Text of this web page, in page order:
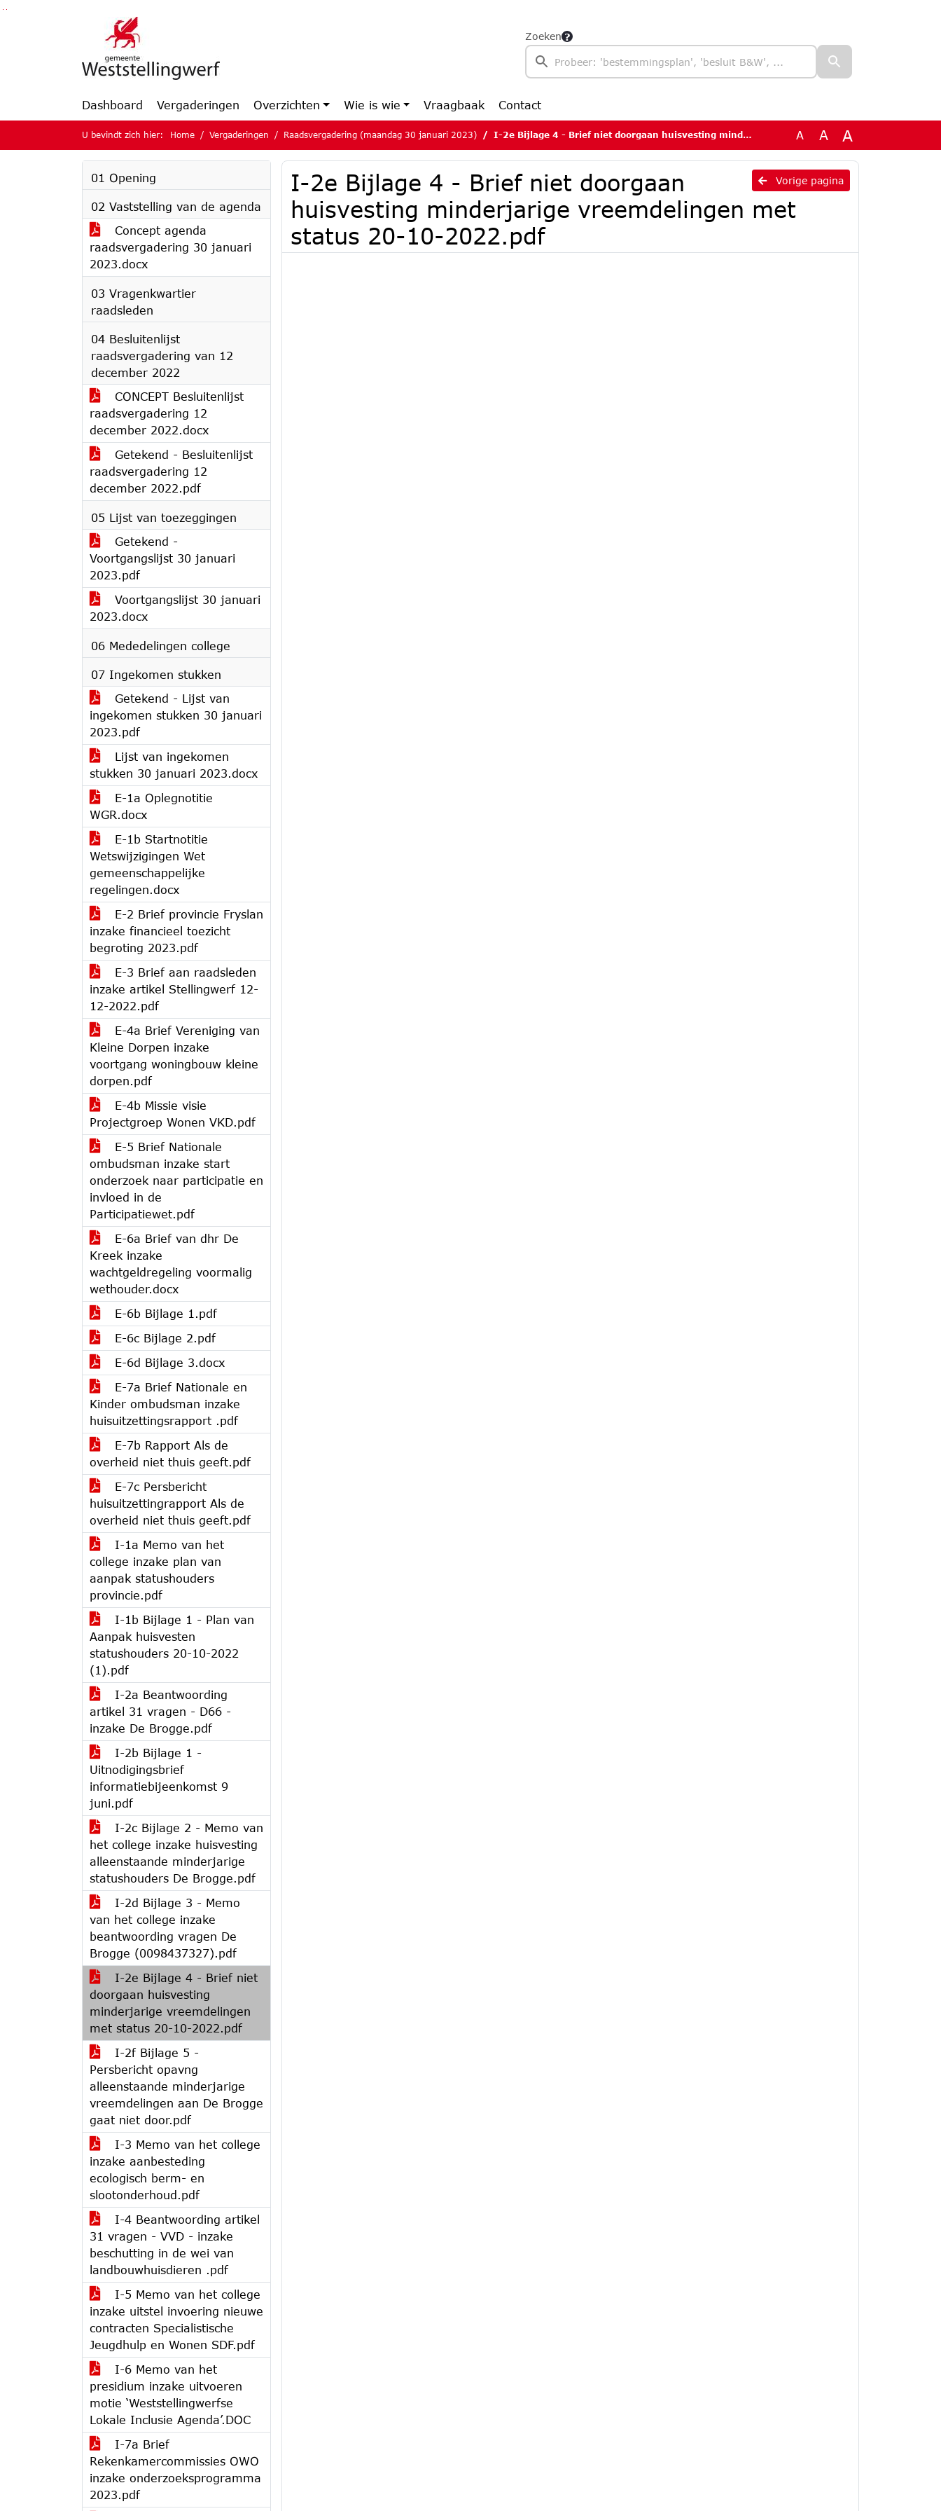
Ga naar de inhoud van deze pagina
Zoeken
Dashboard Vergaderingen Overzichten Wie is wie Vraagbaak Contact
U bevindt zich hier: Home Vergaderingen Raadsvergadering (maandag 30 januari 2023) I-2e Bijlage 4 - Brief niet doorgaan huisvesting minderjarige vreemdelingen met status 20-10-2022.pdf A A A
01 Opening
02 Vaststelling van de agenda
Concept agenda
raadsvergadering 30 januari
2023.docx
03 Vragenkwartier
raadsleden
04 Besluitenlijst
raadsvergadering van 12
december 2022
CONCEPT Besluitenlijst
raadsvergadering 12
december 2022.docx
Getekend - Besluitenlijst
raadsvergadering 12
december 2022.pdf
05 Lijst van toezeggingen
Getekend -
Voortgangslijst 30 januari
2023.pdf
Voortgangslijst 30 januari
2023.docx
06 Mededelingen college
07 Ingekomen stukken
Getekend - Lijst van
ingekomen stukken 30 januari
2023.pdf
Lijst van ingekomen
stukken 30 januari 2023.docx
E-1a Oplegnotitie
WGR.docx
E-1b Startnotitie
Wetswijzigingen Wet
gemeenschappelijke
regelingen.docx
E-2 Brief provincie Fryslan
inzake financieel toezicht
begroting 2023.pdf
E-3 Brief aan raadsleden
inzake artikel Stellingwerf 12-
12-2022.pdf
E-4a Brief Vereniging van
Kleine Dorpen inzake
voortgang woningbouw kleine
dorpen.pdf
E-4b Missie visie
Projectgroep Wonen VKD.pdf
E-5 Brief Nationale
ombudsman inzake start
onderzoek naar participatie en
invloed in de
Participatiewet.pdf
E-6a Brief van dhr De
Kreek inzake
wachtgeldregeling voormalig
wethouder.docx
E-6b Bijlage 1.pdf
E-6c Bijlage 2.pdf
E-6d Bijlage 3.docx
E-7a Brief Nationale en
Kinder ombudsman inzake
huisuitzettingsrapport .pdf
E-7b Rapport Als de
overheid niet thuis geeft.pdf
E-7c Persbericht
huisuitzettingrapport Als de
overheid niet thuis geeft.pdf
I-1a Memo van het
college inzake plan van
aanpak statushouders
provincie.pdf
I-1b Bijlage 1 - Plan van
Aanpak huisvesten
statushouders 20-10-2022
(1).pdf
I-2a Beantwoording
artikel 31 vragen - D66 -
inzake De Brogge.pdf
I-2b Bijlage 1 -
Uitnodigingsbrief
informatiebijeenkomst 9
juni.pdf
I-2c Bijlage 2 - Memo van
het college inzake huisvesting
alleenstaande minderjarige
statushouders De Brogge.pdf
I-2d Bijlage 3 - Memo
van het college inzake
beantwoording vragen De
Brogge (0098437327).pdf
I-2e Bijlage 4 - Brief niet
doorgaan huisvesting
minderjarige vreemdelingen
met status 20-10-2022.pdf
I-2f Bijlage 5 -
Persbericht opavng
alleenstaande minderjarige
vreemdelingen aan De Brogge
gaat niet door.pdf
I-3 Memo van het college
inzake aanbesteding
ecologisch berm- en
slootonderhoud.pdf
I-4 Beantwoording artikel
31 vragen - VVD - inzake
beschutting in de wei van
landbouwhuisdieren .pdf
I-5 Memo van het college
inzake uitstel invoering nieuwe
contracten Specialistische
Jeugdhulp en Wonen SDF.pdf
I-6 Memo van het
presidium inzake uitvoeren
motie ‘Weststellingwerfse
Lokale Inclusie Agenda’.DOC
I-7a Brief
Rekenkamercommissies OWO
inzake onderzoeksprogramma
2023.pdf
Vorige pagina
I-2e Bijlage 4 - Brief niet doorgaan
huisvesting minderjarige vreemdelingen met
status 20-10-2022.pdf